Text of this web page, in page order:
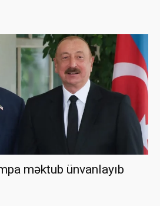
məktub ünvanlayıb